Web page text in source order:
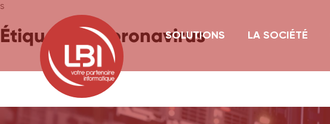
s
SOLUTIONS LA SOCIÉTÉ
Étiquette :Coronavirus